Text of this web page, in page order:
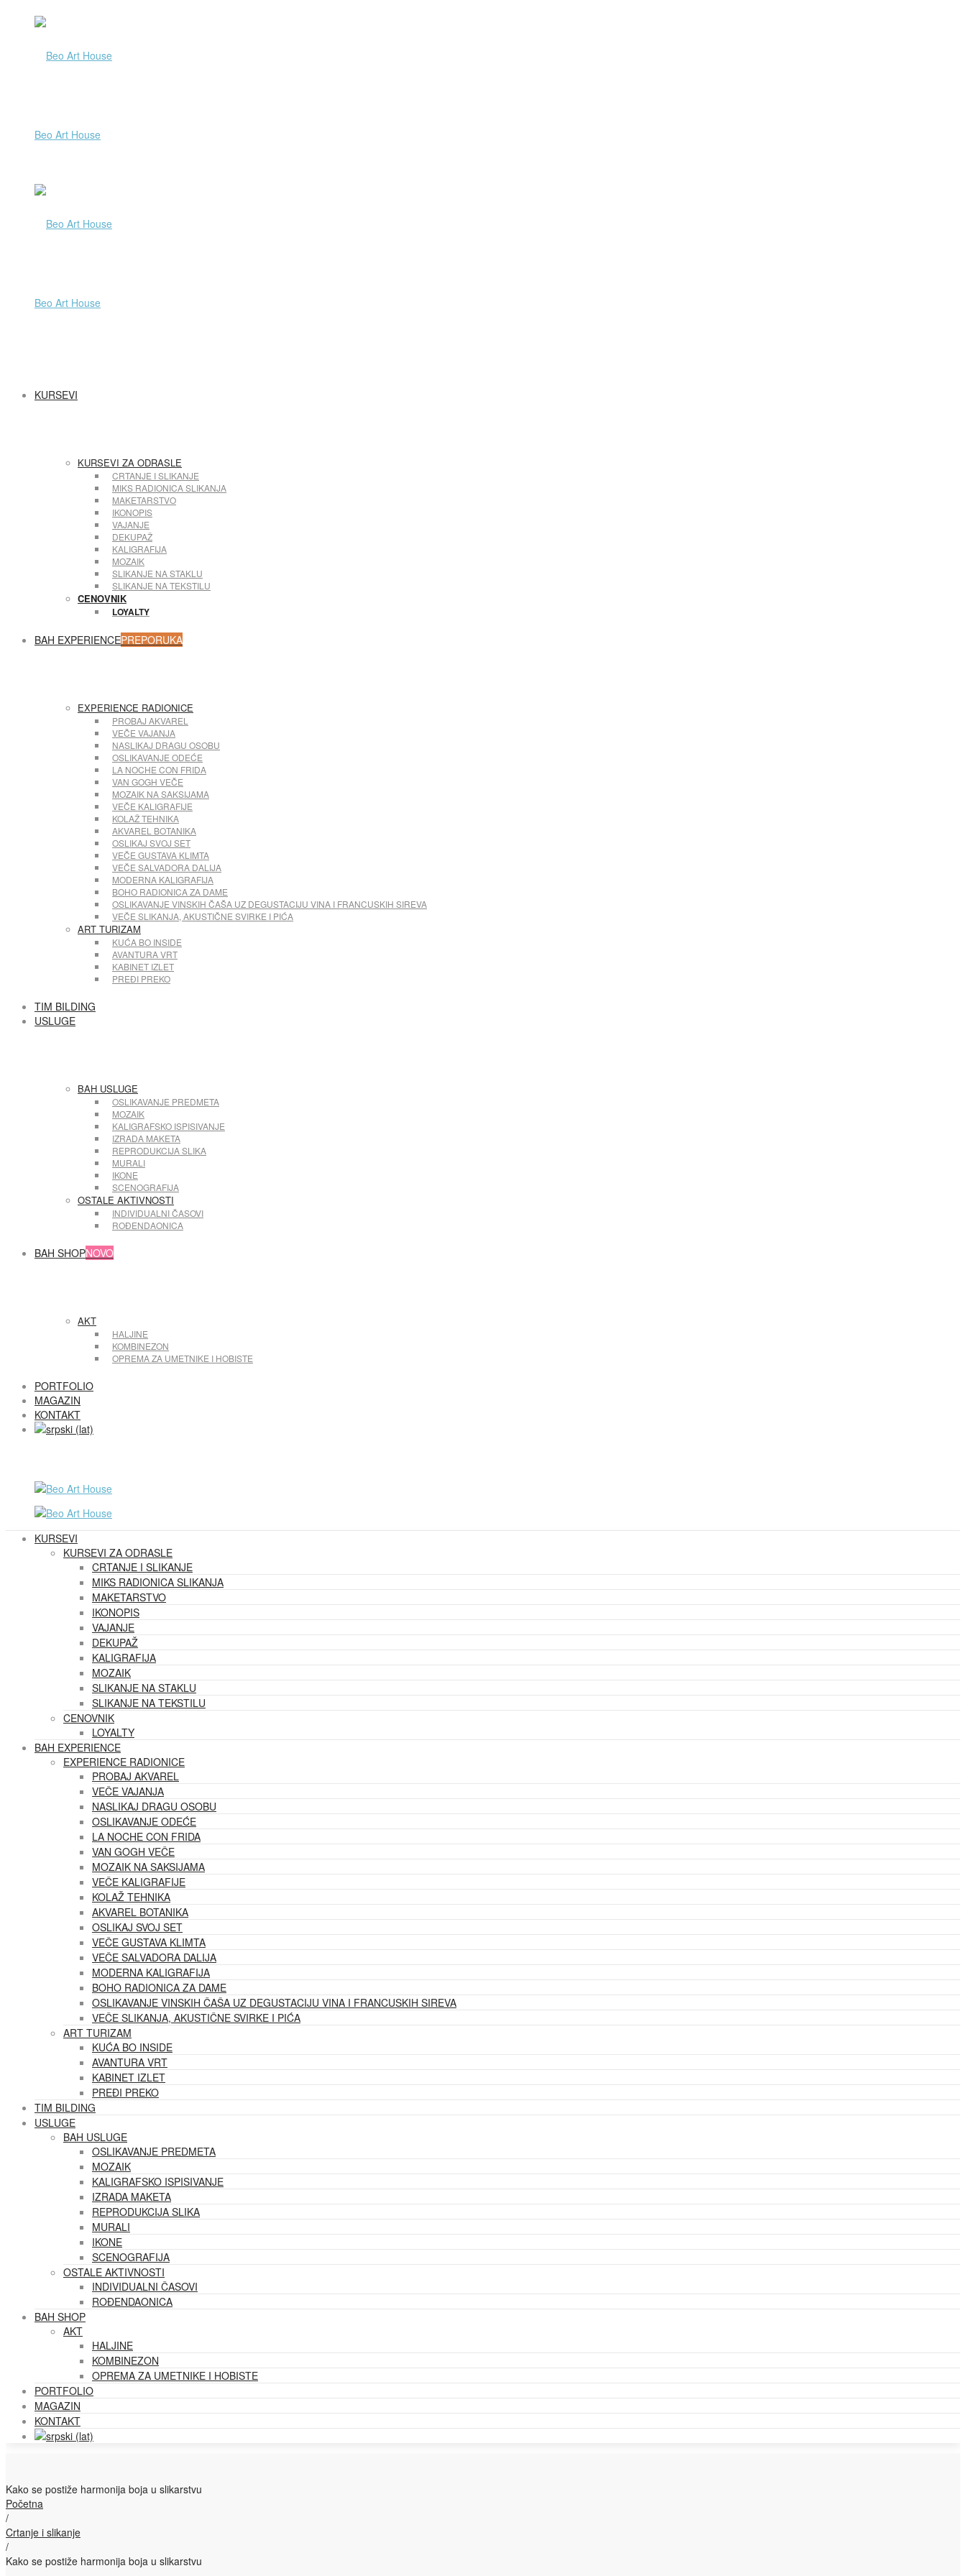
Beo Art House
Beo Art House
KURSEVI
KURSEVI ZA ODRASLE
CRTANJE I SLIKANJE
MIKS RADIONICA SLIKANJA
MAKETARSTVO
IKONOPIS
VAJANJE
DEKUPAŽ
KALIGRAFIJA
MOZAIK
SLIKANJE NA STAKLU
SLIKANJE NA TEKSTILU
CENOVNIK
LOYALTY
BAH EXPERIENCEPREPORUKA
EXPERIENCE RADIONICE
PROBAJ AKVAREL
VEČE VAJANJA
NASLIKAJ DRAGU OSOBU
OSLIKAVANJE ODEĆE
LA NOCHE CON FRIDA
VAN GOGH VEČE
MOZAIK NA SAKSIJAMA
VEČE KALIGRAFIJE
KOLAŽ TEHNIKA
AKVAREL BOTANIKA
OSLIKAJ SVOJ SET
VEČE GUSTAVA KLIMTA
VEČE SALVADORA DALIJA
MODERNA KALIGRAFIJA
BOHO RADIONICA ZA DAME
OSLIKAVANJE VINSKIH ČAŠA UZ DEGUSTACIJU VINA I FRANCUSKIH SIREVA
VEČE SLIKANJA, AKUSTIČNE SVIRKE I PIĆA
ART TURIZAM
KUĆA BO INSIDE
AVANTURA VRT
KABINET IZLET
PREĐI PREKO
TIM BILDING
USLUGE
BAH USLUGE
OSLIKAVANJE PREDMETA
MOZAIK
KALIGRAFSKO ISPISIVANJE
IZRADA MAKETA
REPRODUKCIJA SLIKA
MURALI
IKONE
SCENOGRAFIJA
OSTALE AKTIVNOSTI
INDIVIDUALNI ČASOVI
ROĐENDAONICA
BAH SHOPNOVO
AKT
HALJINE
KOMBINEZON
OPREMA ZA UMETNIKE I HOBISTE
PORTFOLIO
MAGAZIN
KONTAKT
KURSEVI
KURSEVI ZA ODRASLE
CRTANJE I SLIKANJE
MIKS RADIONICA SLIKANJA
MAKETARSTVO
IKONOPIS
VAJANJE
DEKUPAŽ
KALIGRAFIJA
MOZAIK
SLIKANJE NA STAKLU
SLIKANJE NA TEKSTILU
CENOVNIK
LOYALTY
BAH EXPERIENCE
EXPERIENCE RADIONICE
PROBAJ AKVAREL
VEČE VAJANJA
NASLIKAJ DRAGU OSOBU
OSLIKAVANJE ODEĆE
LA NOCHE CON FRIDA
VAN GOGH VEČE
MOZAIK NA SAKSIJAMA
VEČE KALIGRAFIJE
KOLAŽ TEHNIKA
AKVAREL BOTANIKA
OSLIKAJ SVOJ SET
VEČE GUSTAVA KLIMTA
VEČE SALVADORA DALIJA
MODERNA KALIGRAFIJA
BOHO RADIONICA ZA DAME
OSLIKAVANJE VINSKIH ČAŠA UZ DEGUSTACIJU VINA I FRANCUSKIH SIREVA
VEČE SLIKANJA, AKUSTIČNE SVIRKE I PIĆA
ART TURIZAM
KUĆA BO INSIDE
AVANTURA VRT
KABINET IZLET
PREĐI PREKO
TIM BILDING
USLUGE
BAH USLUGE
OSLIKAVANJE PREDMETA
MOZAIK
KALIGRAFSKO ISPISIVANJE
IZRADA MAKETA
REPRODUKCIJA SLIKA
MURALI
IKONE
SCENOGRAFIJA
OSTALE AKTIVNOSTI
INDIVIDUALNI ČASOVI
ROĐENDAONICA
BAH SHOP
AKT
HALJINE
KOMBINEZON
OPREMA ZA UMETNIKE I HOBISTE
PORTFOLIO
MAGAZIN
KONTAKT
Kako se postiže harmonija boja u slikarstvu
Početna
/
Crtanje i slikanje
/
Kako se postiže harmonija boja u slikarstvu